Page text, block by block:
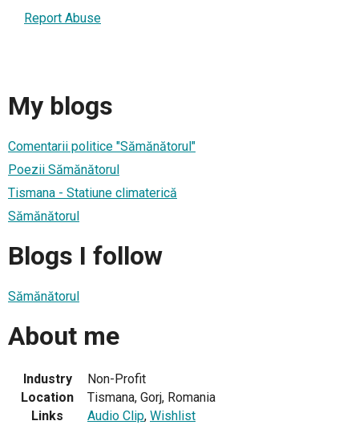
Report Abuse
My blogs
Comentarii politice "Sămănătorul"
Poezii Sămănătorul
Tismana - Statiune climaterică
Sămănătorul
Blogs I follow
Sămănătorul
About me
Industry
Non-Profit
Location
Tismana, Gorj, Romania
Links
Audio Clip, Wishlist